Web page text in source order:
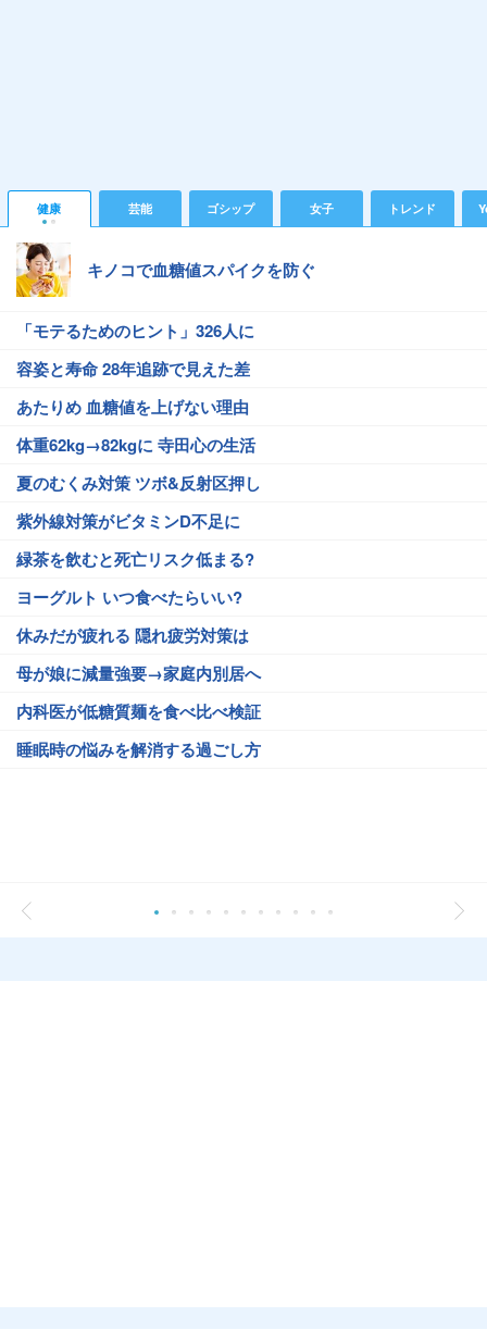
健康 芸能 ゴシップ 女子 トレンド
キノコで血糖値スパイクを防ぐ
「モテるためのヒント」326人に
容姿と寿命 28年追跡で見えた差
あたりめ 血糖値を上げない理由
体重62kg→82kgに 寺田心の生活
夏のむくみ対策 ツボ&反射区押し
紫外線対策がビタミンD不足に
緑茶を飲むと死亡リスク低まる?
ヨーグルト いつ食べたらいい?
休みだが疲れる 隠れ疲労対策は
母が娘に減量強要→家庭内別居へ
内科医が低糖質麺を食べ比べ検証
睡眠時の悩みを解消する過ごし方